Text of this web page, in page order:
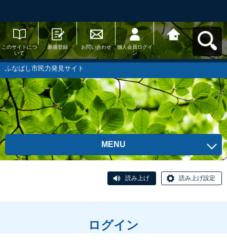
このサイトにつ
いて
新規登録 お問い合わせ
個人会員ログイ
ン
ふなばし市民力
発見サイトへ戻
る
ふなばし市民力発見サイト
MENU
読み上げ 読み上げ設定
ログイン